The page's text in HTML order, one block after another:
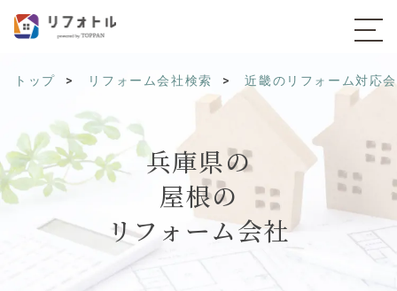
トップ リフォーム会社検索 近畿のリフォーム対応
兵庫県の
屋根の
リフォーム会社